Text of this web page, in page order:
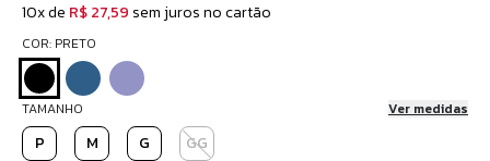
10x de R$ 27,59 sem juros no cartão
COR: PRETO
TAMANHO Ver medidas
P M G GG